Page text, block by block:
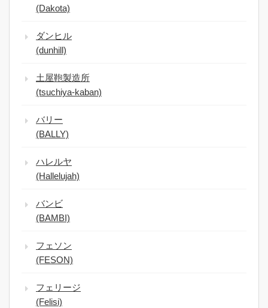
(Dakota)
ダンヒル
(dunhill)
土屋鞄製造所
(tsuchiya-kaban)
バリー
(BALLY)
ハレルヤ
(Hallelujah)
バンビ
(BAMBI)
フェソン
(FESON)
フェリージ
(Felisi)